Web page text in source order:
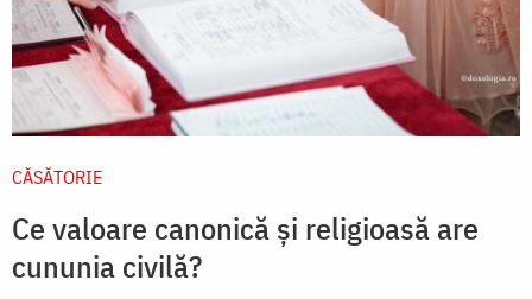
CĂSĂTORIE
Ce valoare canonică și religioasă are
cununia civilă?